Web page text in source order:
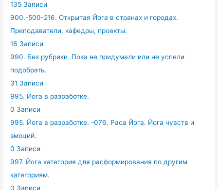
135 Записи
900.-500-216. Открытая Йога в странах и городах.
Преподаватели, кафедры, проекты.
16 Записи
990. Без рубрики. Пока не придумали или не успели
подобрать.
31 Записи
995. Йога в разработке.
0 Записи
995. Йога в разработке. -076. Раса Йога. Йога чувств и
эмоций.
0 Записи
997. Йога категория для расформирования по другим
категориям.
0 Записи